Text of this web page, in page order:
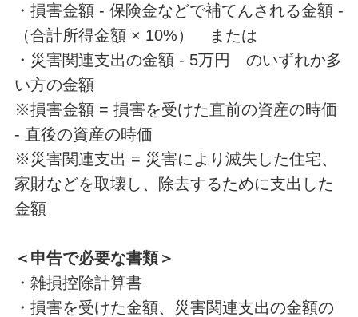
・損害金額 - 保険金などで補てんされる金額 -
（合計所得金額 × 10%） または
・災害関連支出の金額 - 5万円 のいずれか多
い方の金額
※損害金額 = 損害を受けた直前の資産の時価
- 直後の資産の時価
※災害関連支出 = 災害により滅失した住宅、
家財などを取壊し、除去するために支出した
金額
＜申告で必要な書類＞
・雑損控除計算書
・損害を受けた金額、災害関連支出の金額の